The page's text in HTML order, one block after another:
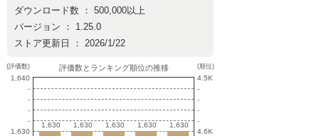
ダウンロード数 ： 500,000以上
バージョン ： 1.25.0
ストア更新日 ： 2026/1/22
(評価数)
1,640
-
-
-
-
1,630
評価数とランキング順位の推移
1,630
1,630 1,630
1,630 1,630
1,630 1,630
1,630 1,630
1,630
(順位)
4.5K
-
-
-
-
4.6K